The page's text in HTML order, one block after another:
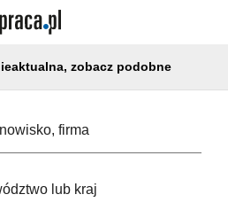
zobacz podobne